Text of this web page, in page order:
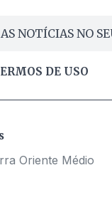
NOTÍCIAS NO
DE USO
Oriente Médio